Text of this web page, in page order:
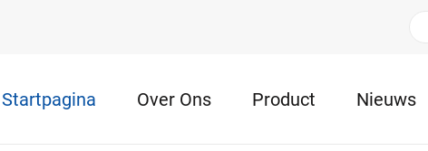
Startpagina Over Ons Product Nieuws